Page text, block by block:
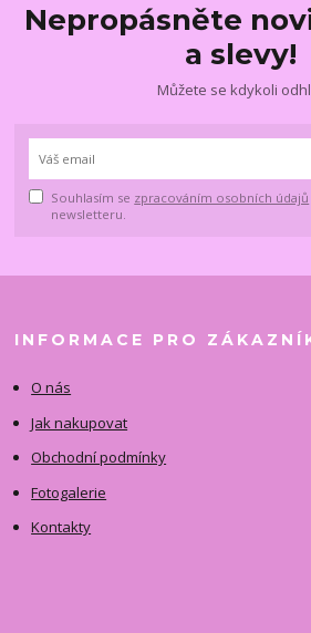
Nepropásněte
a slevy!
Můžete se kdykoli
Souhlasím se zpracováním osobních údajů
newsletteru.
INFORMACE PRO
O nás
Jak nakupovat
Obchodní podmínky
Fotogalerie
Kontakty